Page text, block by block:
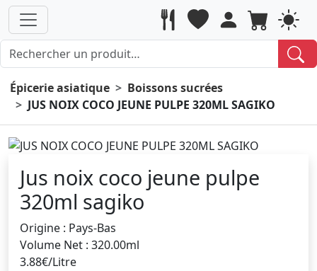
Épicerie asiatique
Boissons sucrées
JUS NOIX COCO JEUNE PULPE 320ML SAGIKO
Jus noix coco jeune pulpe
320ml sagiko
Origine : Pays-Bas
Volume Net : 320.00ml
3.88€/Litre